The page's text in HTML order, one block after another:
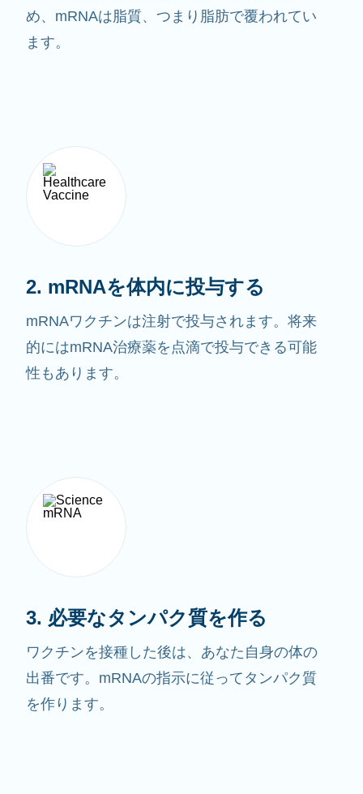
め、mRNAは脂質、つまり脂肪で覆われてい
ます。
2. mRNAを体内に投与する
mRNAワクチンは注射で投与されます。将来
的にはmRNA治療薬を点滴で投与できる可能
性もあります。
3. 必要なタンパク質を作る
ワクチンを接種した後は、あなた自身の体の
出番です。mRNAの指示に従ってタンパク質
を作ります。